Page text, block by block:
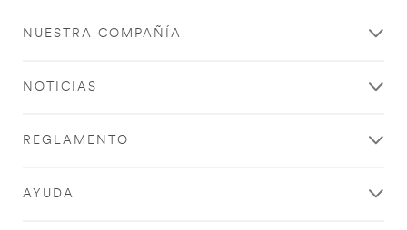
NUESTRA COMPAÑÍA
NOTICIAS
REGLAMENTO
AYUDA